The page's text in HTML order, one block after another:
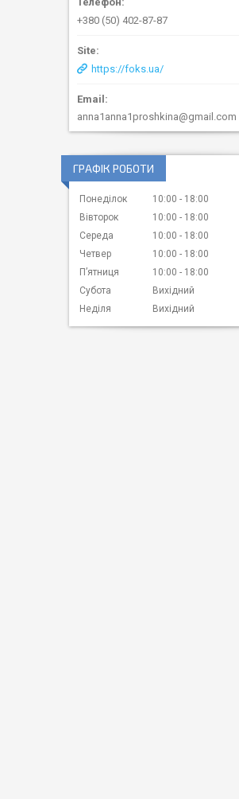
+380 (50) 402-87-87
https://foks.ua/
anna1anna1proshkina@gmail.com
ГРАФІК РОБОТИ
Понеділок 10:00
18:00
Вівторок
10:00
18:00
Середа
10:00
18:00
Четвер
10:00
18:00
Пʼятниця
10:00
18:00
Субота
Вихідний
Неділя
Вихідний